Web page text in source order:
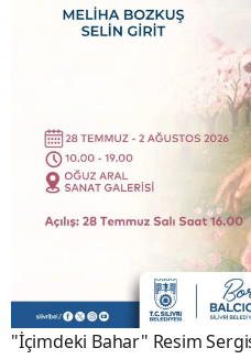
"İçimdeki Bahar" Resim